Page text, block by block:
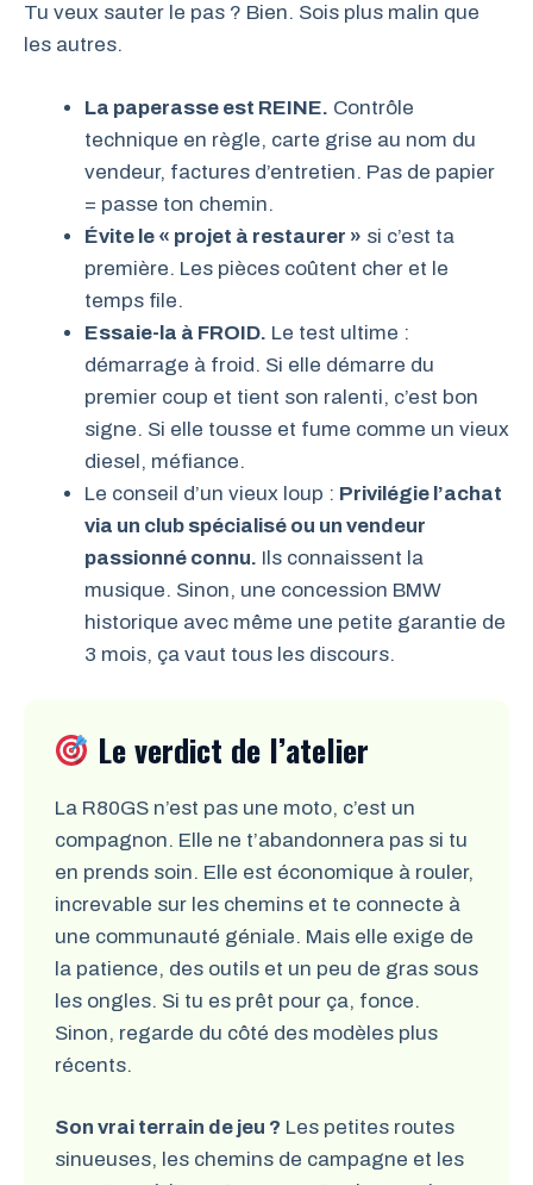
Tu veux sauter le pas ? Bien. Sois plus malin que
les autres.
La paperasse est REINE. Contrôle
technique en règle, carte grise au nom du
vendeur, factures d’entretien. Pas de papier
= passe ton chemin.
Évite le « projet à restaurer » si c’est ta
première. Les pièces coûtent cher et le
temps file.
Essaie-la à FROID. Le test ultime :
démarrage à froid. Si elle démarre du
premier coup et tient son ralenti, c’est bon
signe. Si elle tousse et fume comme un vieux
diesel, méfiance.
Le conseil d’un vieux loup : Privilégie l’achat
via un club spécialisé ou un vendeur
passionné connu. Ils connaissent la
musique. Sinon, une concession BMW
historique avec même une petite garantie de
3 mois, ça vaut tous les discours.
Le verdict de l’atelier
La R80GS n’est pas une moto, c’est un
compagnon. Elle ne t’abandonnera pas si tu
en prends soin. Elle est économique à rouler,
increvable sur les chemins et te connecte à
une communauté géniale. Mais elle exige de
la patience, des outils et un peu de gras sous
les ongles. Si tu es prêt pour ça, fonce.
Sinon, regarde du côté des modèles plus
récents.
Son vrai terrain de jeu ? Les petites routes
sinueuses, les chemins de campagne et les